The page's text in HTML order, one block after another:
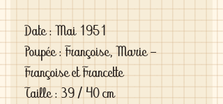
Date : Mai 1951
Poupée : Françoise, Marie -
Françoise et Francette
Taille : 39 / 40 cm